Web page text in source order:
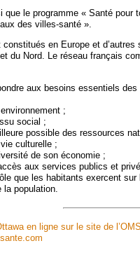
que le programme « Santé pour
des villes-santé ».
en Europe et
et du Nord. Le réseau français
aux besoins essentiels
;
social ;
possible des ressources
culturelle ;
de son économie ;
aux services publics et
que les habitants exercent
la population.
en ligne sur le site de l’OMS